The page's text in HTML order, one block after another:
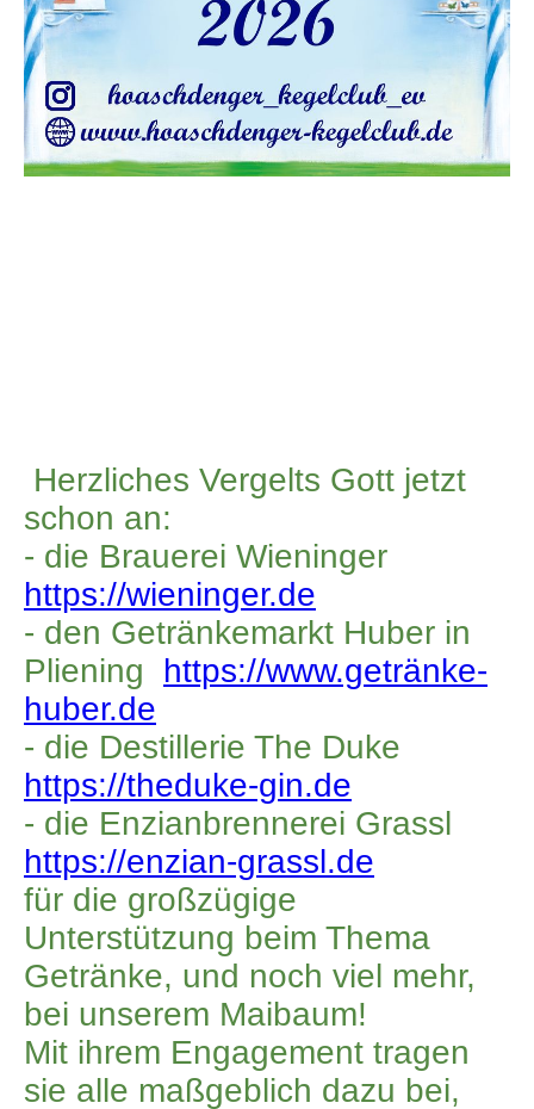
Herzliches Vergelts Gott jetzt
schon an:
- die Brauerei Wieninger
https://wieninger.de
- den Getränkemarkt Huber in
Pliening https://www.getränke-
huber.de
- die Destillerie The Duke
https://theduke-gin.de
- die Enzianbrennerei Grassl
https://enzian-grassl.de
für die großzügige
Unterstützung beim Thema
Getränke, und noch viel mehr,
bei unserem Maibaum!
Mit ihrem Engagement tragen
sie alle maßgeblich dazu bei,